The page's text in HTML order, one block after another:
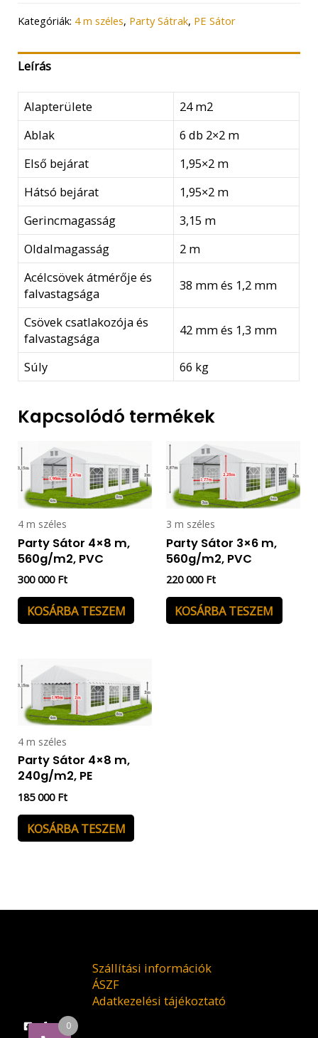
m,
PE
mennyiség
Kategóriák: 4 m széles, Party Sátrak, PE Sátor
Leírás
Alapterülete
24 m2
Ablak
6 db 2×2 m
Első bejárat
1,95×2 m
Hátsó bejárat
1,95×2 m
Gerincmagasság
3,15 m
Oldalmagasság
2 m
Acélcsövek átmérője és
falvastagsága
38 mm és 1,2 mm
Csövek csatlakozója és
falvastagsága
42 mm és 1,3 mm
Súly 66 kg
Kapcsolódó termékek
4 m széles
Party Sátor 4×8 m,
560g/m2, PVC
300 000 Ft
KOSÁRBA TESZEM
3 m széles
Party Sátor 3×6 m,
560g/m2, PVC
220 000 Ft
KOSÁRBA TESZEM
4 m széles
Party Sátor 4×8 m,
240g/m2, PE
185 000 Ft
KOSÁRBA TESZEM
Szállítási információk
ÁSZF
Adatkezelési tájékoztató
0